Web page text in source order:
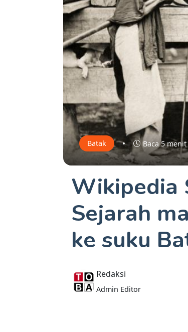
Batak • Baca 5 menit
Wikipedia
Sejarah
ke suku
Redaksi
Admin Editor